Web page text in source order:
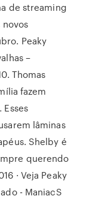
de streaming
novos
Peaky
–
Thomas
fazem
lâminas
Shelby é
querendo
· Veja Peaky
- ManiacS